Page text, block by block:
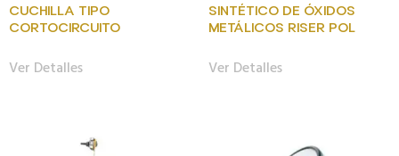
CUCHILLA TIPO
CORTOCIRCUITO
Ver Detalles
SINTÉTICO DE ÓXIDOS
METÁLICOS RISER POL
Ver Detalles